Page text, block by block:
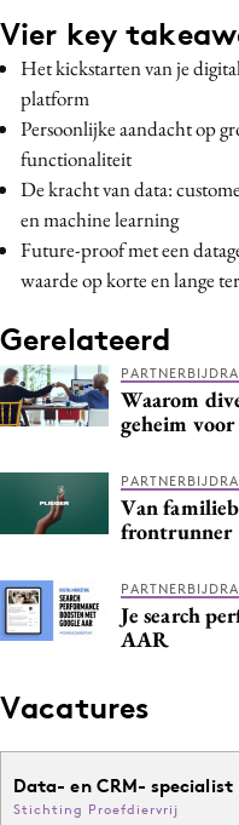
Vier key
Het kickstarten van je
platform
Persoonlijke aandacht op
functionaliteit
De kracht van data:
en machine learning
Future-proof met een
waarde op korte en lange
Gerelateerd
Waarom
geheim voor
Van
frontrunner
Je search
AAR
Vacatures
Data- en CRM- specialist
Stichting Proefdiervrij